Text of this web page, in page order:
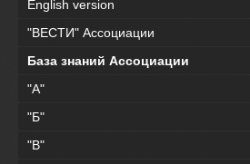
English version
"ВЕСТИ" Ассоциации
База знаний Ассоциации
"А"
"Б"
"В"